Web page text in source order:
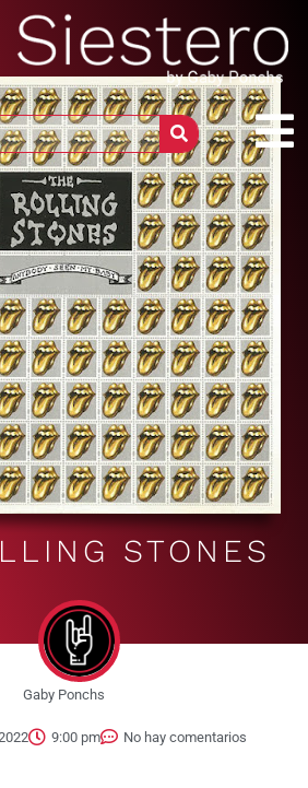
STONES
Gaby Ponchs
9:00 pm No hay comentarios